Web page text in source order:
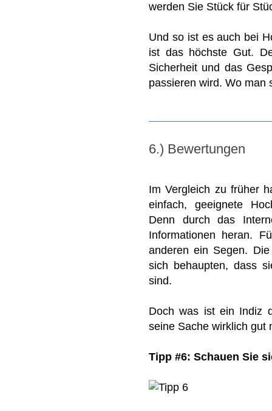
werden Sie Stück für
Und so ist es auch bei
ist das höchste Gut.
Sicherheit und das
passieren wird. Wo man
6.) Bewertungen
Im Vergleich zu früher
einfach, geeignete
Denn durch das
Informationen heran.
anderen ein Segen.
sich behaupten, dass
sind.
Doch was ist ein Indiz
seine Sache wirklich gut
Tipp #6: Schauen Sie